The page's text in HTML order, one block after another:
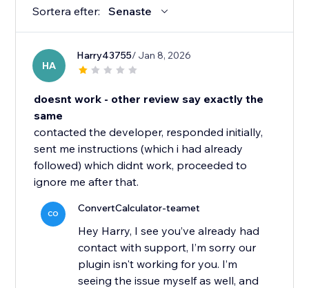
Sortera efter: Senaste
HA
Harry43755/ Jan 8, 2026
doesnt work - other review say exactly the
same
contacted the developer, responded initially,
sent me instructions (which i had already
followed) which didnt work, proceeded to
ignore me after that.
CO ConvertCalculator-teamet
Hey Harry, I see you’ve already had
contact with support, I’m sorry our
plugin isn't working for you. I’m
seeing the issue myself as well, and